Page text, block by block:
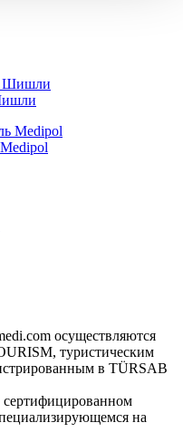
осуществляются
туристическим
в TÜRSAB
сертифицированном
на